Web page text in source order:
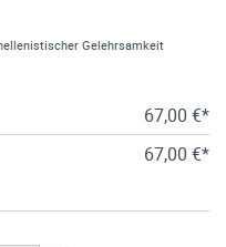
Gelehrsamkeit
67,00 €*
67,00 €*